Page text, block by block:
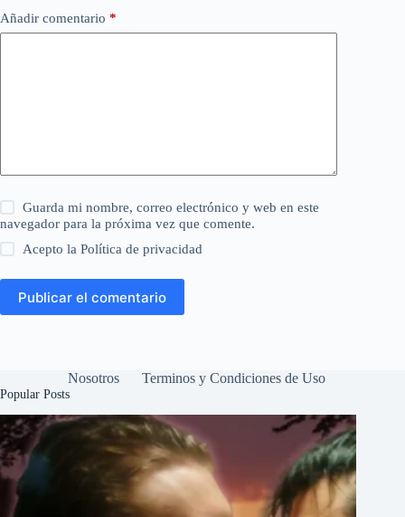
Añadir comentario *
Guarda mi nombre, correo electrónico y web en este
navegador para la próxima vez que comente.
Acepto laPolítica de privacidad
Publicar el comentario
Nosotros Terminos y Condiciones de Uso
Popular Posts